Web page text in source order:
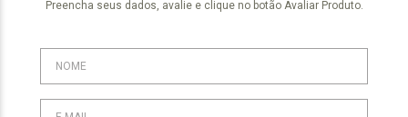
Preencha seus dados, avalie e clique no botão Avaliar Produto.